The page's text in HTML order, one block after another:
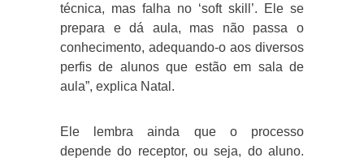
técnica, mas falha no ‘soft skill’. Ele se
prepara e dá aula, mas não passa o
conhecimento, adequando-o aos diversos
perfis de alunos que estão em sala de
aula”, explica Natal.
Ele lembra ainda que o processo
depende do receptor, ou seja, do aluno.